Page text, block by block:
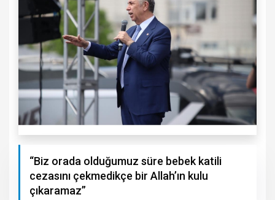
“Biz orada olduğumuz süre bebek katili
cezasını çekmedikçe bir Allah’ın kulu
çıkaramaz”